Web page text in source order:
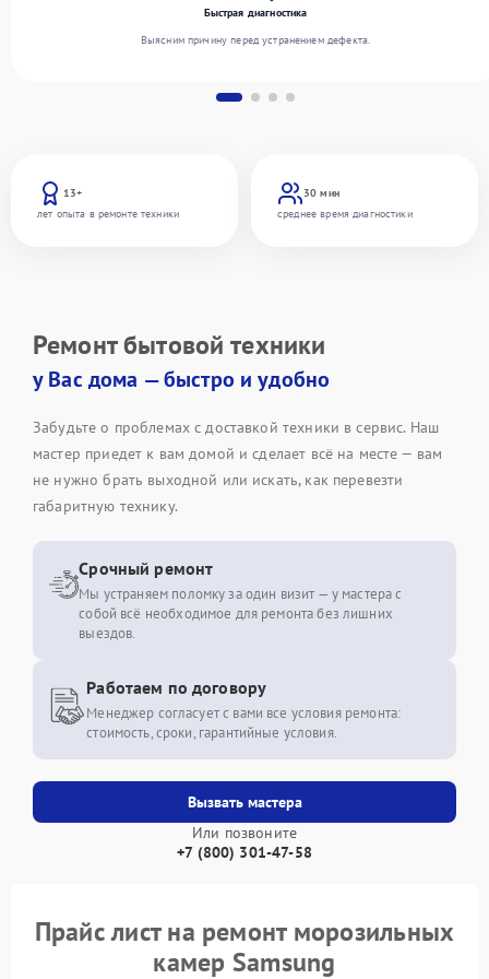
13+
лет опыта в ремонте техники
30 мин
среднее время диагностики
Быстрая диагностика
Выясним причину перед устранением дефекта.
Ремонт бытовой техники
у Вас дома — быстро и удобно
Забудьте о проблемах с доставкой техники в сервис. Наш
мастер приедет к вам домой и сделает всё на месте — вам
не нужно брать выходной или искать, как перевезти
габаритную технику.
Вызвать мастера
Или позвоните
+7 (800) 301-47-58
Срочный ремонт
Мы устраняем поломку за один визит — у мастера с
собой всё необходимое для ремонта без лишних
выездов.
Работаем по договору
Менеджер согласует с вами все условия ремонта:
стоимость, сроки, гарантийные условия.
Прайс лист на ремонт морозильных
камер Samsung